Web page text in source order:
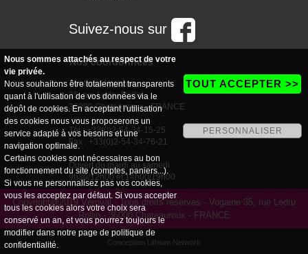
Suivez-nous sur
Nos coordonnées
boutique Vogaine
35, rue Ledru Rollin
36000 Chateauroux - FRANCE
Tél : +33(0)2-54-34-15-25
Fax : +33(0)2-54-34-76-21
Ouvert du mardi au samedi
9h30/12h00 et 14h00/19h00
Copyright@2019 Véroval - Tous droits réservés - Vogaine 35, rue Ledru
Rollin - 36000 Chateauroux - FRANCE
Conception Lithium Network
Nous sommes attachés au respect de votre
vie privée.
Nous souhaitons être totalement transparents
quant à l'utilisation de vos données via le
dépôt de cookies. En acceptant l'utilisation
des cookies nous vous proposerons un
service adapté à vos besoins et une
navigation optimale.
Certains cookies sont nécessaires au bon
fonctionnement du site (comptes, paniers...).
Si vous ne personnalisez pas vos cookies,
vous les acceptez par défaut. Si vous accepter
tous les cookies alors votre choix sera
conservé un an, et vous pourrez toujours le
modifier dans notre page de politique de
confidentialité.
TOUT ACCEPTER >>
PERSONNALISER